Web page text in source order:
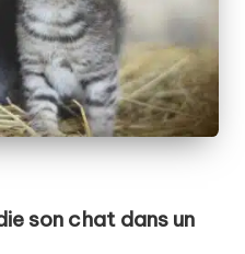
son chat dans un